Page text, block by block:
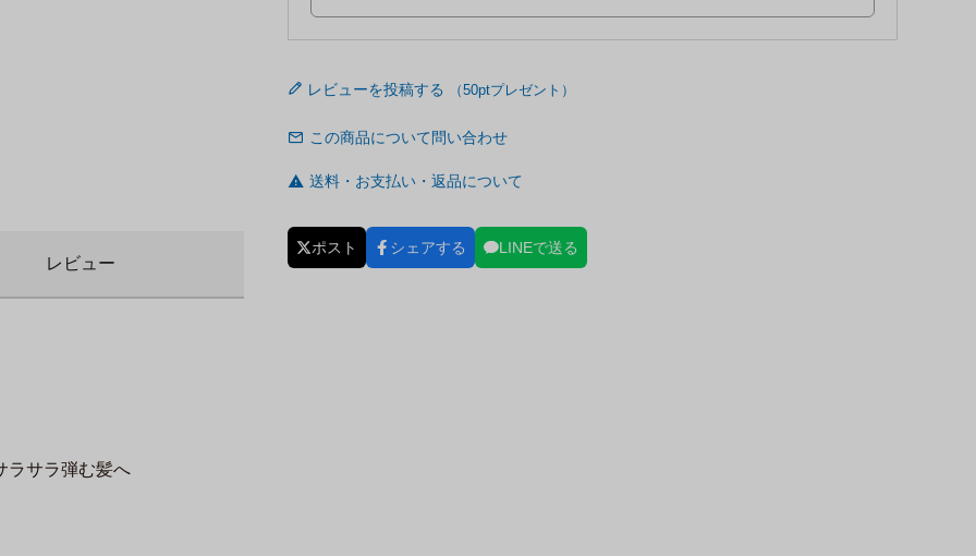
レビュー
ラサラ弾む髪へ
レビューを投稿する
この商品について問い合わせ
送料・お支払い・返品について
ポスト シェアする LINEで送る